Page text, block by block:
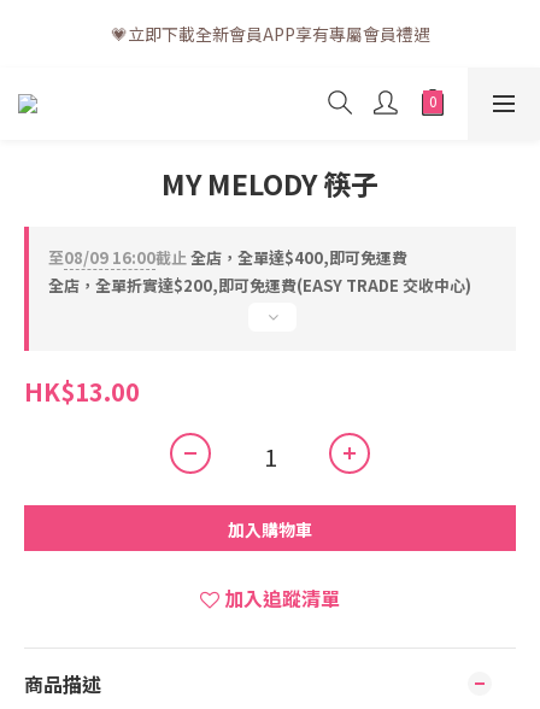
💗訂單一般送貨時間為3至5個工作天 (星期六、日及公眾假期並非
工作天)
💗立即下載全新會員APP享有專屬會員禮遇
💗訂單一般送貨時間為3至5個工作天 (星期六、日及公眾假期並非
MY MELODY 筷子
至08/09 16:00截止全店，全單達$400,即可免運費
全店，全單折實達$200,即可免運費(EASY TRADE 交收中心)
HK$13.00
加入購物車
加入追蹤清單
商品描述